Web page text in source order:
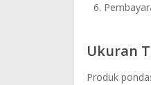
Ukuran
Produk